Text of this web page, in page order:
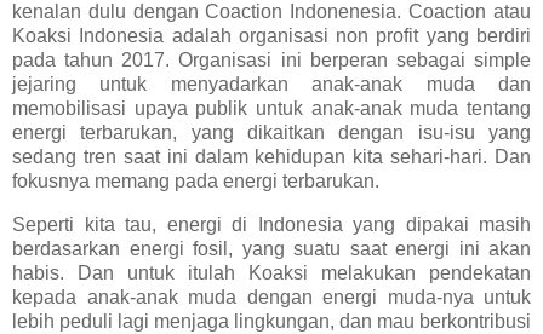
kenalan dulu dengan Coaction Indonenesia. Coaction atau
Koaksi Indonesia adalah organisasi non profit yang berdiri
pada tahun 2017. Organisasi ini berperan sebagai simple
jejaring untuk menyadarkan anak-anak muda dan
memobilisasi upaya publik untuk anak-anak muda tentang
energi terbarukan, yang dikaitkan dengan isu-isu yang
sedang tren saat ini dalam kehidupan kita sehari-hari. Dan
fokusnya memang pada energi terbarukan.
Seperti kita tau, energi di Indonesia yang dipakai masih
berdasarkan energi fosil, yang suatu saat energi ini akan
habis. Dan untuk itulah Koaksi melakukan pendekatan
kepada anak-anak muda dengan energi muda-nya untuk
lebih peduli lagi menjaga lingkungan, dan mau berkontribusi